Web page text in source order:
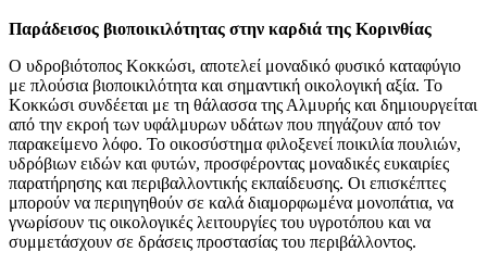
Παράδεισος βιοποικιλότητας στην καρδιά της Κορινθίας
Ο υδροβιότοπος Κοκκώσι, αποτελεί μοναδικό φυσικό καταφύγιο
με πλούσια βιοποικιλότητα και σημαντική οικολογική αξία. Το
Κοκκώσι συνδέεται με τη θάλασσα της Αλμυρής και δημιουργείται
από την εκροή των υφάλμυρων υδάτων που πηγάζουν από τον
παρακείμενο λόφο. Το οικοσύστημα φιλοξενεί ποικιλία πουλιών,
υδρόβιων ειδών και φυτών, προσφέροντας μοναδικές ευκαιρίες
παρατήρησης και περιβαλλοντικής εκπαίδευσης. Οι επισκέπτες
μπορούν να περιηγηθούν σε καλά διαμορφωμένα μονοπάτια, να
γνωρίσουν τις οικολογικές λειτουργίες του υγροτόπου και να
συμμετάσχουν σε δράσεις προστασίας του περιβάλλοντος.